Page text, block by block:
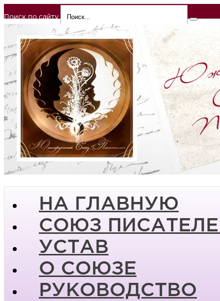
Поиск по сайту
НА ГЛАВНУЮ
СОЮЗ
УСТАВ
О СОЮЗЕ
РУКОВОДСТВО